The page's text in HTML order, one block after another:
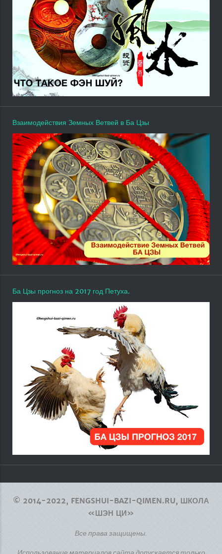
Взаимодействия Земных Ветвей в Ба Цзы
Ба Цзы прогноз на 2017 год Петуха.
© 2014-2022, FENGSHUI-BAZI-QIMEN.RU, ШКОЛА
«ШЭН ЦИ»
Все права защищены.